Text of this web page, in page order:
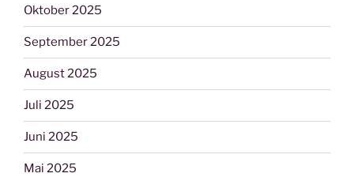
Oktober 2025
September 2025
August 2025
Juli 2025
Juni 2025
Mai 2025